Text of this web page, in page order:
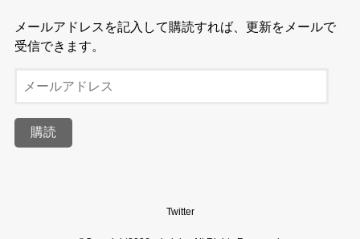
メールアドレスを記入して購読すれば、更新をメールで
受信できます。
ー
ル
購読
Twitter